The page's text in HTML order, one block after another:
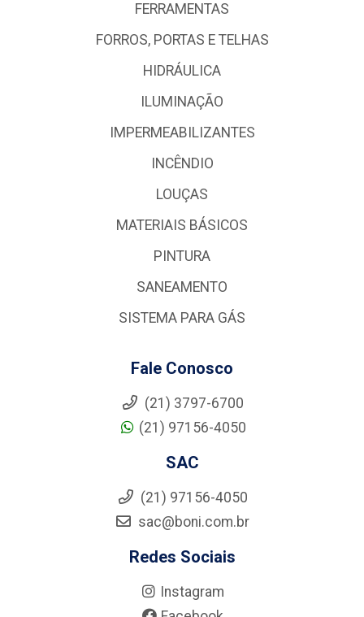
FERRAMENTAS
FORROS, PORTAS E TELHAS
HIDRÁULICA
ILUMINAÇÃO
IMPERMEABILIZANTES
INCÊNDIO
LOUÇAS
MATERIAIS BÁSICOS
PINTURA
SANEAMENTO
SISTEMA PARA GÁS
Fale Conosco
(21) 3797-6700
(21) 97156-4050
SAC
(21) 97156-4050
sac@boni.com.br
Redes Sociais
Instagram